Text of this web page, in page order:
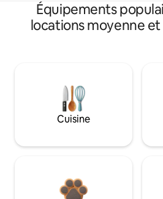
Équipements
locations moyenne
Cuisine